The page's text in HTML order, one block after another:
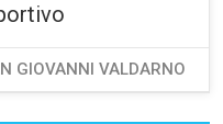
GIOVANNI VALDARNO